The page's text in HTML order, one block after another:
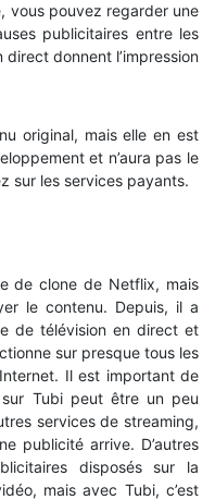
vous pouvez regarder une
publicitaires entre les
donnent l’impression
original, mais elle en est
et n’aura pas le
sur les services payants.
de clone de Netflix, mais
le contenu. Depuis, il a
de télévision en direct et
sur presque tous les
Il est important de
sur Tubi peut être un peu
services de streaming,
publicité arrive. D’autres
disposés sur la
mais avec Tubi, c’est